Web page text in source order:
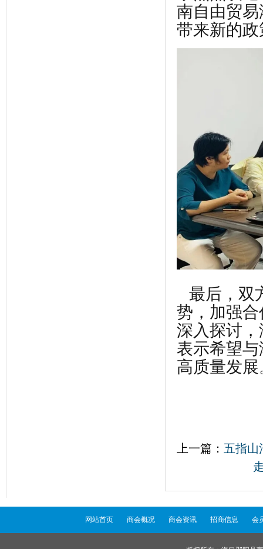
南自由贸
带来新的
最后 ，双
势， 加强合
深入探讨，
表示希望与
高质量发展
上一篇： 五指山
网站首页 商会概况 商会资讯 招商信息 会